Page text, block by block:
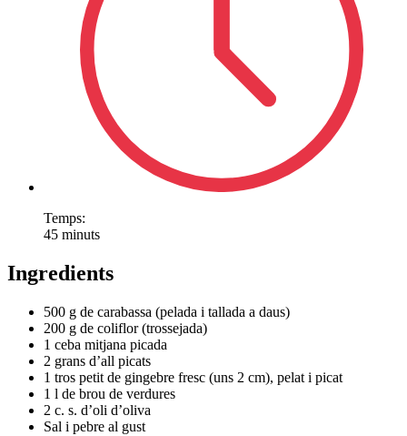
Temps:
45 minuts
Ingredients
500 g de carabassa (pelada i tallada a daus)
200 g de coliflor (trossejada)
1 ceba mitjana picada
2 grans d’all picats
1 tros petit de gingebre fresc (uns 2 cm), pelat i picat
1 l de brou de verdures
2 c. s. d’oli d’oliva
Sal i pebre al gust